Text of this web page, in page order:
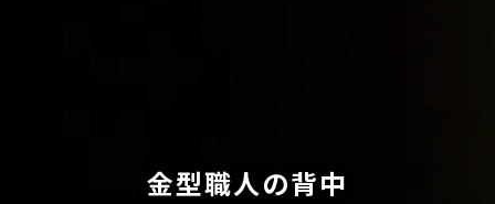
金型職人の背中